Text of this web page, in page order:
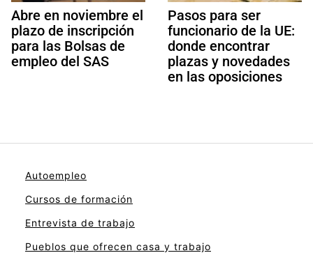
Abre en noviembre el
plazo de inscripción
para las Bolsas de
empleo del SAS
Pasos para ser
funcionario de la UE:
donde encontrar
plazas y novedades
en las oposiciones
Autoempleo
Cursos de formación
Entrevista de trabajo
Pueblos que ofrecen casa y trabajo